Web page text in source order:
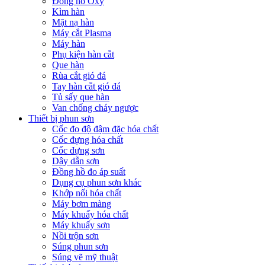
Kìm hàn
Mặt nạ hàn
Máy cắt Plasma
Máy hàn
Phụ kiện hàn cắt
Que hàn
Rùa cắt gió đá
Tay hàn cắt gió đá
Tủ sấy que hàn
Van chống cháy ngược
Thiết bị phun sơn
Cốc đo độ đậm đặc hóa chất
Cốc đựng hóa chất
Cốc đựng sơn
Dây dẫn sơn
Đồng hồ đo áp suất
Dụng cụ phun sơn khác
Khớp nối hóa chất
Máy bơm màng
Máy khuấy hóa chất
Máy khuấy sơn
Nồi trộn sơn
Súng phun sơn
Súng vẽ mỹ thuật